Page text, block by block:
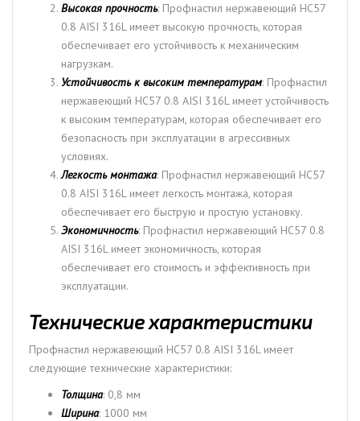
Высокая прочность: Профнастил нержавеющий НС57
0.8 AISI 316L имеет высокую прочность, которая
обеспечивает его устойчивость к механическим
нагрузкам.
Устойчивость к высоким температурам: Профнастил
нержавеющий НС57 0.8 AISI 316L имеет устойчивость
к высоким температурам, которая обеспечивает его
безопасность при эксплуатации в агрессивных
условиях.
Легкость монтажа: Профнастил нержавеющий НС57
0.8 AISI 316L имеет легкость монтажа, которая
обеспечивает его быструю и простую установку.
Экономичность: Профнастил нержавеющий НС57 0.8
AISI 316L имеет экономичность, которая
обеспечивает его стоимость и эффективность при
эксплуатации.
Технические характеристики
Профнастил нержавеющий НС57 0.8 AISI 316L имеет
следующие технические характеристики:
Толщина: 0,8 мм
Ширина: 1000 мм